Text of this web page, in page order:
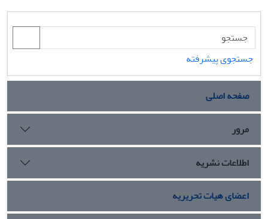
جستجوی پیشرفته
صفحه اصلی
مرور
اطلاعات نشریه
اعضای هیات تحریریه